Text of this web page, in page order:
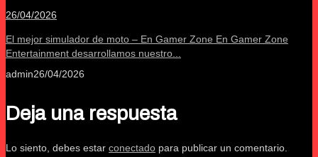
26/04/2026
El mejor simulador de moto – En Gamer Zone En Gamer Zone
Entertainment desarrollamos nuestro...
admin26/04/2026
Deja una respuesta
Lo siento, debes estar conectado para publicar un comentario.